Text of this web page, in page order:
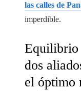
las calles de
imperdible.
Equilibrio
dos
el óptimo